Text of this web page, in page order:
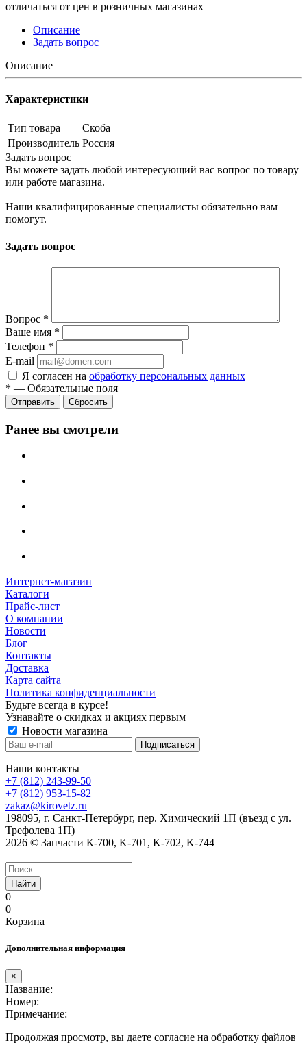
отличаться от цен в розничных магазинах
Описание
Задать вопрос
Описание
Характеристики
Тип товара
Скоба
Производитель Россия
Задать вопрос
Вы можете задать любой интересующий вас вопрос по товару
или работе магазина.
Наши квалифицированные специалисты обязательно вам
помогут.
Задать вопрос
Вопрос *
Ваше имя *
Телефон *
E-mail
Я согласен на обработку персональных данных
* — Обязательные поля
Сбросить
Ранее вы смотрели
Интернет-магазин
Каталоги
Прайс-лист
О компании
Новости
Блог
Контакты
Доставка
Карта сайта
Политика конфиденциальности
Будьте всегда в курсе!
Узнавайте о скидках и акциях первым
Новости магазина
Наши контакты
+7 (812) 243-99-50
+7 (812) 953-15-82
zakaz@kirovetz.ru
198095, г. Санкт-Петербург, пер. Химический 1П (въезд с ул.
Трефолева 1П)
2026 © Запчасти К-700, K-701, K-702, K-744
Найти
0
0
Корзина
Дополнительная информация
×
Название:
Номер:
Примечание:
Продолжая просмотр, вы даете согласие на обработку файлов